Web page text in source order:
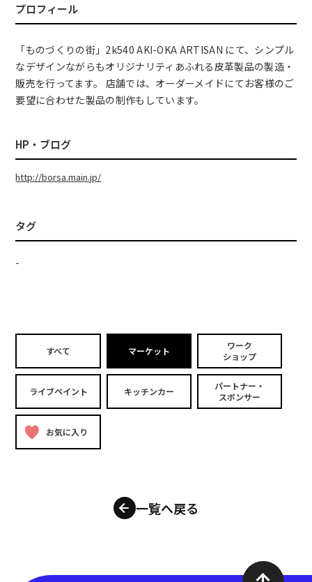
プロフィール
「ものづくりの街」2k540 AKI-OKA ARTISAN にて、シンプル
なデザインながらもオリジナリティあふれる皮革製品の製造・
販売を行ってます。 店舗では、オーダーメイドにてお客様のご
要望に合わせた製品の制作もしています。
HP・ブログ
http://borsa.main.jp/
タグ
-
すべて マーケット
ワーク
ショップ
ライブペイント キッチンカー
パートナー・
スポンサー
お気に入り
一覧へ戻る